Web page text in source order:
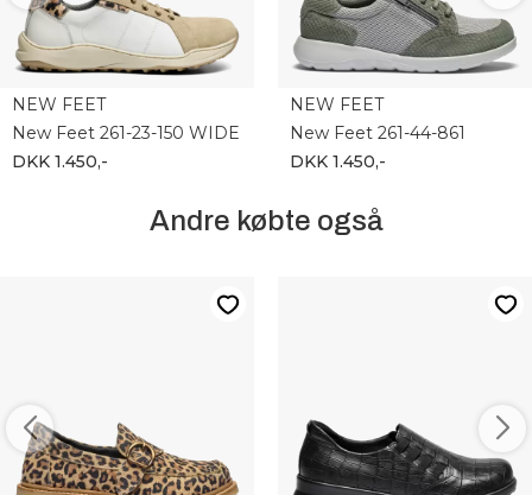
NEW FEET
New Feet 261-23-150 WIDE
DKK 1.450,-
NEW FEET
New Feet 261-44-861
DKK 1.450,-
Andre købte også